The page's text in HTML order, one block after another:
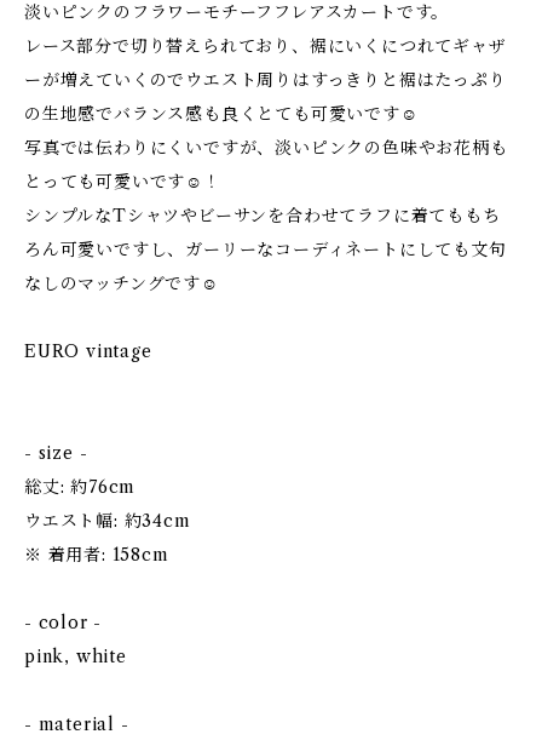
淡いピンクのフラワーモチーフフレアスカートです。
レース部分で切り替えられており、裾にいくにつれてギャザ
ーが増えていくのでウエスト周りはすっきりと裾はたっぷり
の生地感でバランス感も良くとても可愛いです☺
写真では伝わりにくいですが、淡いピンクの色味やお花柄も
とっても可愛いです☺！
シンプルなTシャツやビーサンを合わせてラフに着てももち
ろん可愛いですし、ガーリーなコーディネートにしても文句
なしのマッチングです☺
EURO vintage
- size -
総丈: 約76cm
ウエスト幅: 約34cm
※ 着用者: 158cm
- color -
pink, white
- material -